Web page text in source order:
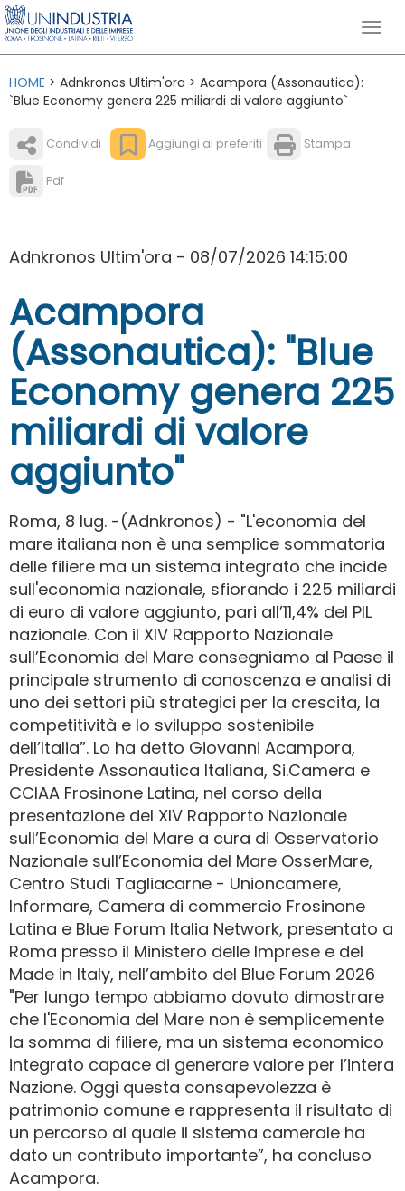
HOME > Adnkronos Ultim'ora > Acampora (Assonautica):
`Blue Economy genera 225 miliardi di valore aggiunto`
Condividi Aggiungi ai preferiti Stampa
Pdf
Adnkronos Ultim'ora - 08/07/2026 14:15:00
Acampora
(Assonautica): "Blue
Economy genera 225
miliardi di valore
aggiunto"
Roma, 8 lug. -(Adnkronos) - "L'economia del
mare italiana non è una semplice sommatoria
delle filiere ma un sistema integrato che incide
sull'economia nazionale, sfiorando i 225 miliardi
di euro di valore aggiunto, pari all’11,4% del PIL
nazionale. Con il XIV Rapporto Nazionale
sull’Economia del Mare consegniamo al Paese il
principale strumento di conoscenza e analisi di
uno dei settori più strategici per la crescita, la
competitività e lo sviluppo sostenibile
dell’Italia”. Lo ha detto Giovanni Acampora,
Presidente Assonautica Italiana, Si.Camera e
CCIAA Frosinone Latina, nel corso della
presentazione del XIV Rapporto Nazionale
sull’Economia del Mare a cura di Osservatorio
Nazionale sull’Economia del Mare OsserMare,
Centro Studi Tagliacarne - Unioncamere,
Informare, Camera di commercio Frosinone
Latina e Blue Forum Italia Network, presentato a
Roma presso il Ministero delle Imprese e del
Made in Italy, nell’ambito del Blue Forum 2026
"Per lungo tempo abbiamo dovuto dimostrare
che l'Economia del Mare non è semplicemente
la somma di filiere, ma un sistema economico
integrato capace di generare valore per l’intera
Nazione. Oggi questa consapevolezza è
patrimonio comune e rappresenta il risultato di
un percorso al quale il sistema camerale ha
dato un contributo importante”, ha concluso
Acampora.